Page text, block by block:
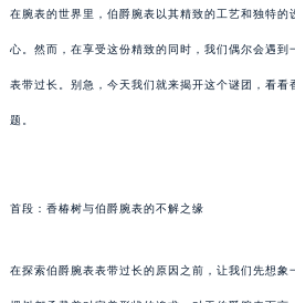
在腕表的世界里，伯爵腕表以其精致的工艺和独特的
心。然而，在享受这份精致的同时，我们偶尔会遇
表带过长。别急，今天我们就来揭开这个谜团，看看
题。
首段：香椿树与伯爵腕表的不解之缘
在探索伯爵腕表表带过长的原因之前，让我们先想象